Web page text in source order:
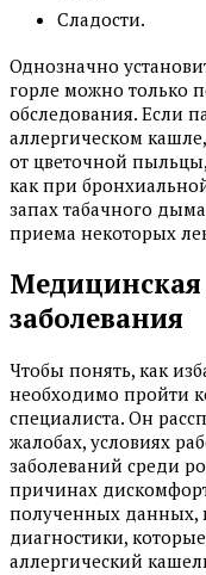
Сладости.
Однозначно
горле можно только
обследования. Если
аллергическом
от цветочной
как при
запах табачного
приема некоторых
Медицинская
заболевания
Чтобы понять, как
необходимо пройти
специалиста. Он
жалобах, условиях
заболеваний среди
причинах
полученных данных,
диагностики,
аллергический